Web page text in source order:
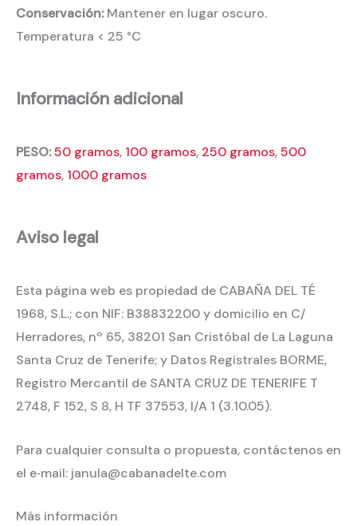
Conservación:Mantener en lugar oscuro.
Temperatura < 25 °C
Información adicional
PESO:50 gramos, 100 gramos, 250 gramos,500
gramos, 1000 gramos
Aviso legal
Esta página web es propiedad de CABAÑA DEL TÉ
1968, S.L.; con NIF: B38832200 y domicilio en C/
Herradores, nº 65, 38201 San Cristóbal de La Laguna
Santa Cruz de Tenerife; y Datos Registrales BORME,
Registro Mercantil de SANTA CRUZ DE TENERIFE T
2748, F 152, S 8, H TF 37553, I/A 1 (3.10.05).
Para cualquier consulta o propuesta, contáctenos en
el e‐mail: janula@cabanadelte.com
Más información